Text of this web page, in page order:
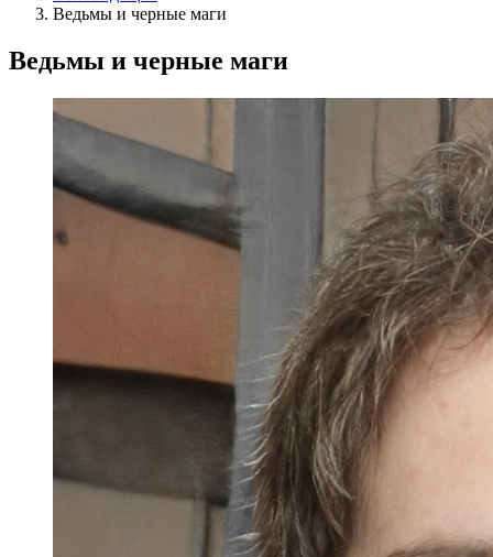
Ведьмы и черные маги
Ведьмы и черные маги